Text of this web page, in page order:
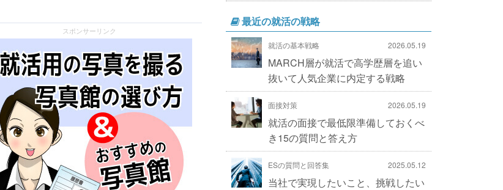
スポンサーリンク
最近の就活の戦略
就活の基本戦略 2026.05.19
MARCH層が就活で高学歴層を追い
抜いて人気企業に内定する戦略
面接対策 2026.05.19
就活の面接で最低限準備しておくべ
き15の質問と答え方
ESの質問と回答集 2025.05.12
当社で実現したいこと、挑戦したい